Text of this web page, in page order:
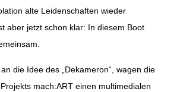
alte Leidenschaften wieder
aber jetzt schon klar: In diesem Boot
die Idee des „Dekameron“, wagen die
mach:ART einen multimedialen